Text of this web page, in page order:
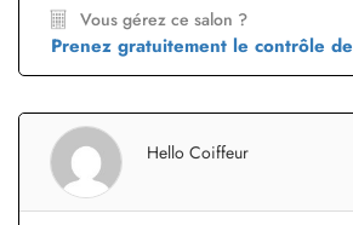
Vous gérez ce salon ?
Prenez gratuitement le contrôle
Hello Coiffeur